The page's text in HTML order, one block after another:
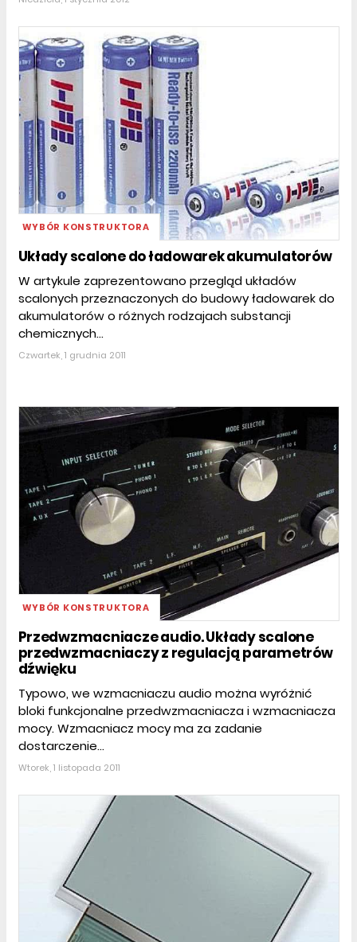
WYBÓR KONSTRUKTORA
Układy scalone do ładowarek akumulatorów
W artykule zaprezentowano przegląd układów
scalonych przeznaczonych do budowy ładowarek do
akumulatorów o różnych rodzajach substancji
chemicznych...
Czwartek, 1 grudnia 2011
WYBÓR KONSTRUKTORA
Przedwzmacniacze audio. Układy scalone
przedwzmacniaczy z regulacją parametrów
dźwięku
Typowo, we wzmacniaczu audio można wyróżnić
bloki funkcjonalne przedwzmacniacza i wzmacniacza
mocy. Wzmacniacz mocy ma za zadanie
dostarczenie...
Wtorek, 1 listopada 2011